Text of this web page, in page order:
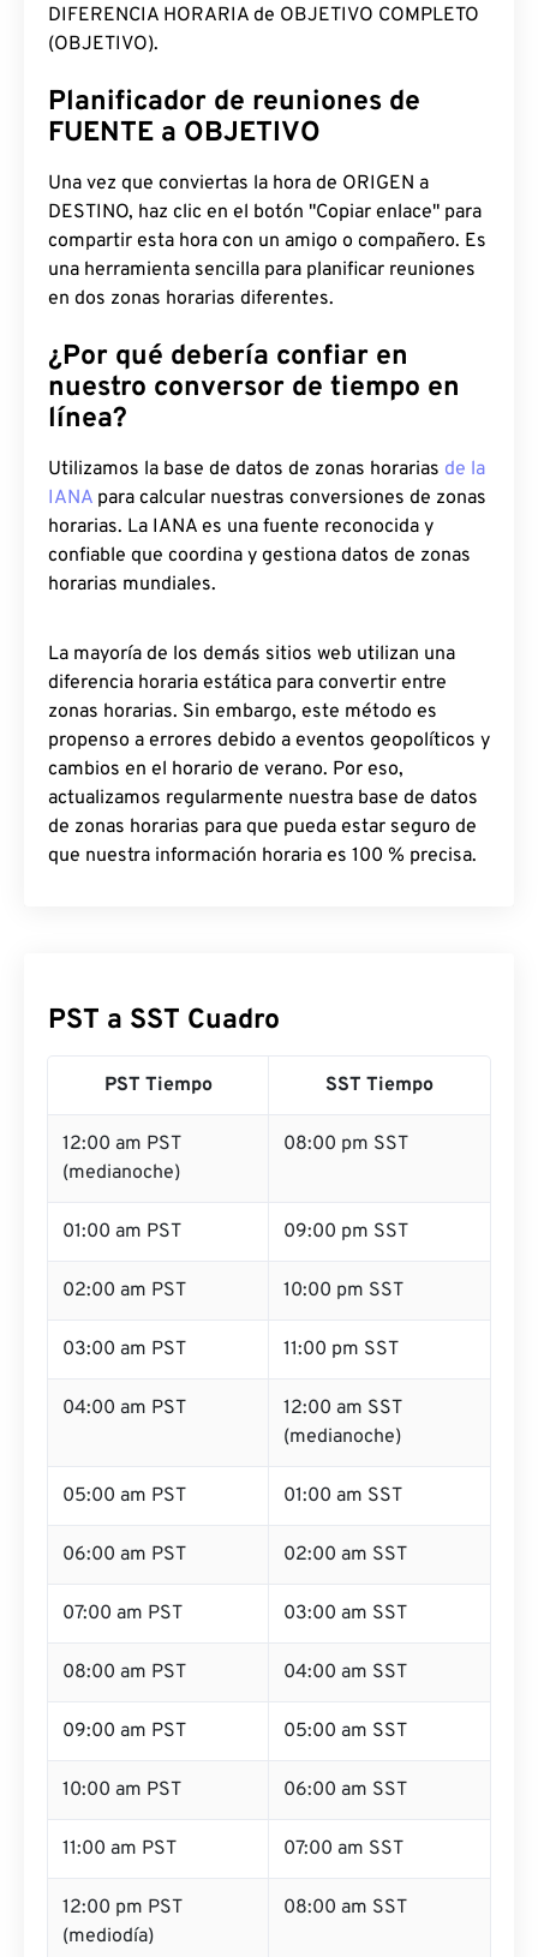
DIFERENCIA HORARIA de OBJETIVO COMPLETO
(OBJETIVO).
Planificador de reuniones de
FUENTE a OBJETIVO
Una vez que conviertas la hora de ORIGEN a
DESTINO, haz clic en el botón "Copiar enlace" para
compartir esta hora con un amigo o compañero. Es
una herramienta sencilla para planificar reuniones
en dos zonas horarias diferentes.
¿Por qué debería confiar en
nuestro conversor de tiempo en
línea?
Utilizamos la base de datos de zonas horarias de la
IANA para calcular nuestras conversiones de zonas
horarias. La IANA es una fuente reconocida y
confiable que coordina y gestiona datos de zonas
horarias mundiales.
La mayoría de los demás sitios web utilizan una
diferencia horaria estática para convertir entre
zonas horarias. Sin embargo, este método es
propenso a errores debido a eventos geopolíticos y
cambios en el horario de verano. Por eso,
actualizamos regularmente nuestra base de datos
de zonas horarias para que pueda estar seguro de
que nuestra información horaria es 100 % precisa.
PST a SST Cuadro
PST Tiempo SST Tiempo
12:00 am PST
(medianoche)
08:00 pm SST
01:00 am PST 09:00 pm SST
02:00 am PST 10:00 pm SST
03:00 am PST 11:00 pm SST
04:00 am PST
12:00 am SST
(medianoche)
05:00 am PST 01:00 am SST
06:00 am PST 02:00 am SST
07:00 am PST 03:00 am SST
08:00 am PST 04:00 am SST
09:00 am PST 05:00 am SST
10:00 am PST 06:00 am SST
11:00 am PST 07:00 am SST
12:00 pm PST
(mediodía)
08:00 am SST